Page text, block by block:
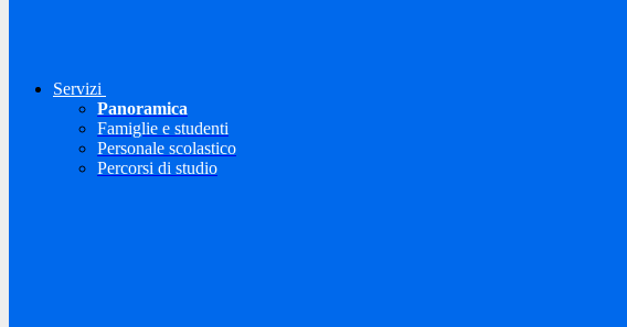
Servizi
Panoramica
Famiglie e studenti
Personale scolastico
Percorsi di studio